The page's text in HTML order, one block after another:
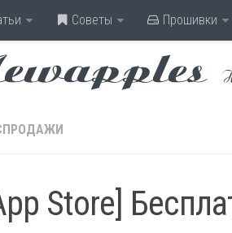
Советы Прошивки
Store]